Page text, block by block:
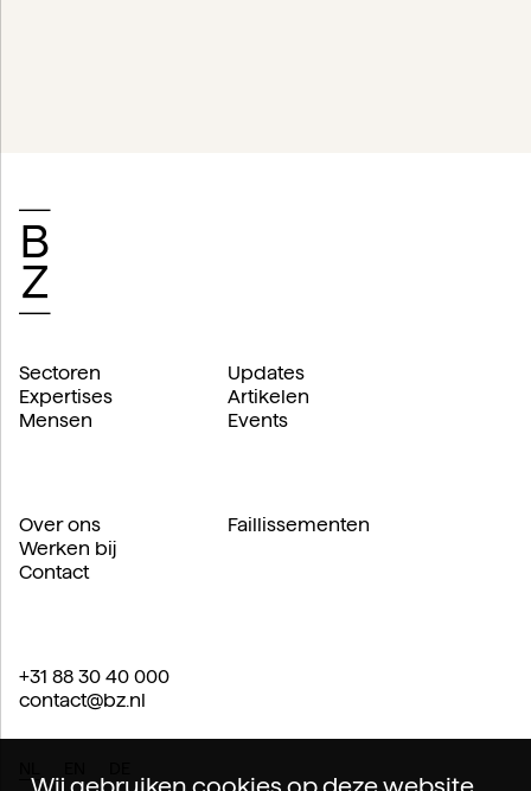
Sectoren
Expertises
Mensen
Updates
Artikelen
Events
Over ons
Werken bij
Contact
Faillissementen
+31 88 30 40 000
contact@bz.nl